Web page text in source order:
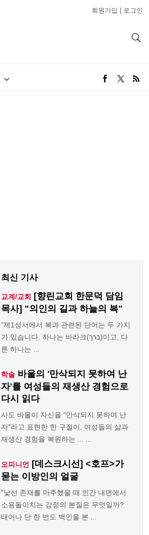
회원가입 로그인
최신 기사
교계/교회
[향린교회 한문덕 담임
목사] "의인의 길과 하늘의 복"
"제1성서에서 복과 관련된 단어는 두 가지
가 있습니다. 하나는 바라크(ברך)이고, 다
른 하나는 ...
학술 바울의 '만삭되지 못하여 난
자'를 여성들의 재생산 경험으로
다시 읽다
사도 바울이 자신을 "만삭되지 못하여 난
자"라고 표현한 한 구절이, 여성들의 삶과
재생산 경험을 복원하는 ... ...
오피니언
[데스크시선] <호프>가
묻는 이방인의 얼굴
"낯선 존재를 마주했을 때 인간 내면에서
소용돌이치는 감정의 본질은 무엇일까?
태어나 단 한 번도 백인을 본 ...